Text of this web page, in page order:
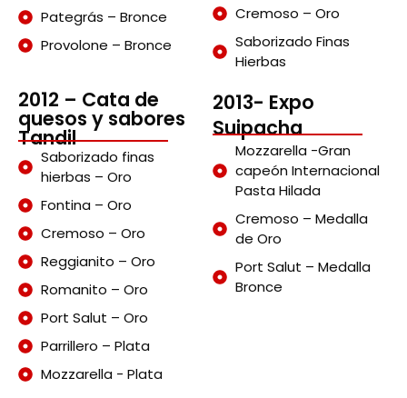
Pategrás – Bronce
Provolone – Bronce
Cremoso – Oro
Saborizado Finas
Hierbas
2012 – Cata de
quesos y sabores
Tandil
Saborizado finas
hierbas – Oro
Fontina – Oro
Cremoso – Oro
Reggianito – Oro
Romanito – Oro
Port Salut – Oro
Parrillero – Plata
Mozzarella - Plata
2013- Expo
Suipacha
Mozzarella -Gran
capeón Internacional
Pasta Hilada
Cremoso – Medalla
de Oro
Port Salut – Medalla
Bronce